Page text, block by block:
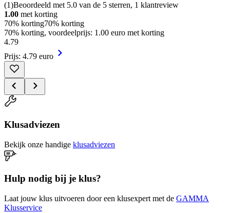
(1)Beoordeeld met 5.0 van de 5 sterren, 1 klantreview
1.00 met korting
70% korting70% korting
70% korting, voordeelprijs: 1.00 euro met korting
4.79
Prijs: 4.79 euro
Klusadviezen
Bekijk onze handige klusadviezen
Hulp nodig bij je klus?
Laat jouw klus uitvoeren door een klusexpert met de GAMMA
Klusservice